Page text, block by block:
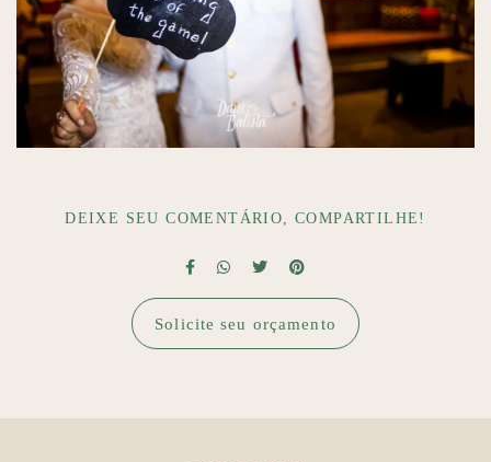
DEIXE SEU COMENTÁRIO, COMPARTILHE!
Solicite seu orçamento